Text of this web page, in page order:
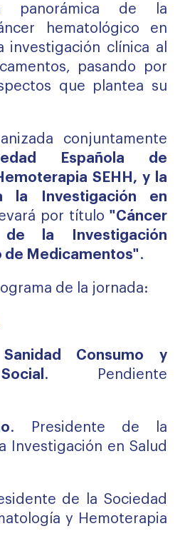
panorámica de la
hematológico en
investigación clínica al
pasando por
que plantea su
conjuntamente
Española de
SEHH, y la
la Investigación en
por título "Cáncer
de la Investigación
de Medicamentos" .
de la jornada:
Consumo y
. Pendiente
. Presidente de la
Investigación en Salud
de la Sociedad
y Hemoterapia